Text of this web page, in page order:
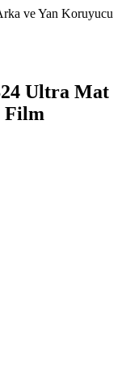
Ultra Mat
Film